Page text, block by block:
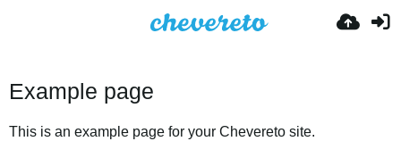
Example page
This is an example page for your Chevereto site.